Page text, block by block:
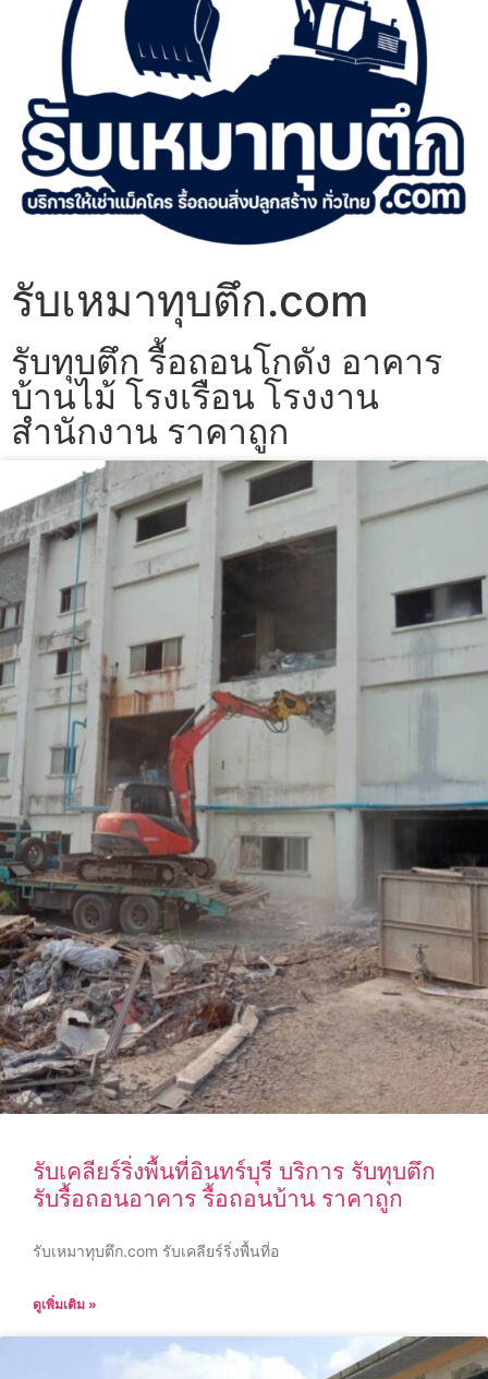
รับเหมาทุบตึก.com
รับทุบตึก รื้อถอนโกดัง อาคาร
บ้านไม้ โรงเรือน โรงงาน
สำนักงาน ราคาถูก
รับเคลียร์ริ่งพื้นที่อินทร์บุรี บริการ รับทุบตึก
รับรื้อถอนอาคาร รื้อถอนบ้าน ราคาถูก
รับเหมาทุบตึก.com รับเคลียร์ริ่งพื้นที่อ
ดูเพิ่มเติม »